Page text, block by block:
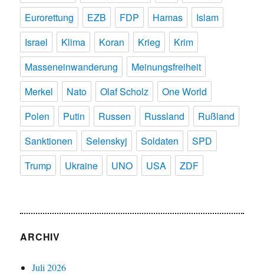
Eurorettung
EZB FDP Hamas
Islam
Israel
Klima Koran Krieg
Krim
Masseneinwanderung
Meinungsfreiheit
Merkel
Nato Olaf Scholz
One World
Polen
Putin Russen Russland
Rußland
Sanktionen
Selenskyj Soldaten
SPD
Trump
Ukraine UNO USA ZDF
ARCHIV
Juli 2026